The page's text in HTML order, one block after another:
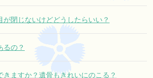
が閉じないけどどうしたらいい？
るの？
きますか？遺骨もきれいにのこる？